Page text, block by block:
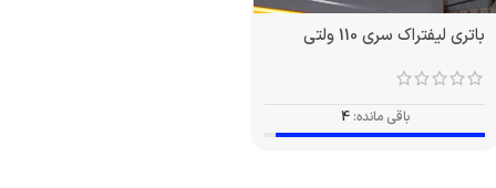
باتری لیفتراک سری 110 ولتی
باقی مانده: 4